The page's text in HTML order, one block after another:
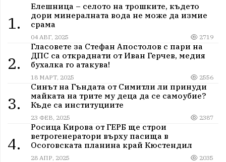
1.
Елешница – селото на трошките, където
дори минералната вода не може да измие
срама
04 АВГ, 2025 2719
2.
Гласовете за Стефан Апостолов с пари на
ДПС са откраднати от Иван Герчев, медия
бухалка го атакува!
18 МАРТ, 2025 2556
3.
Синът на Гъндата от Симитли ли принуди
майката на трите му деца да се самоубие?
Къде са институциите
23 ФЕВ, 2025 2387
4.
Росица Кирова от ГЕРБ ще строи
ветрогенератори върху пасища в
Осоговската планина край Кюстендил
28 АПР, 2025 2035